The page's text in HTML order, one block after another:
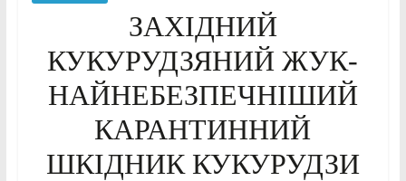
ЗАХІДНИЙ
КУКУРУДЗЯНИЙ ЖУК-
НАЙНЕБЕЗПЕЧНІШИЙ
КАРАНТИННИЙ
ШКІДНИК КУКУРУДЗИ